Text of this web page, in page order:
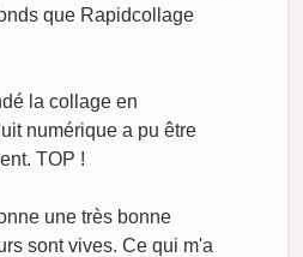
que Rapidcollage
la collage en
numérique a pu être
TOP !
une très bonne
sont vives. Ce qui m'a